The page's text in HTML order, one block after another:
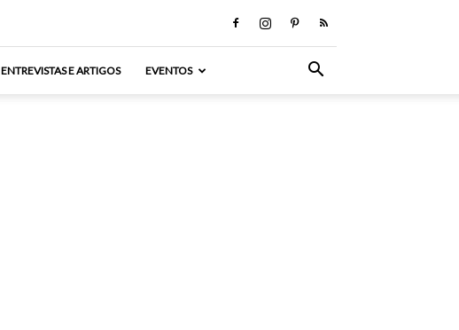
ENTREVISTAS E ARTIGOS EVENTOS